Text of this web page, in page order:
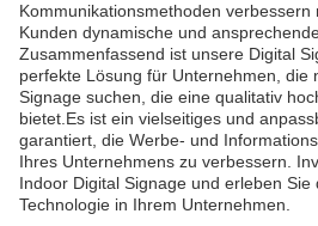
Kommunikationsmethoden
Kunden dynamische und
Zusammenfassend ist unsere Digital
perfekte Lösung für Unternehmen, die
Signage suchen, die eine qualitativ
bietet.Es ist ein vielseitiges und
garantiert, die Werbe- und
Ihres Unternehmens zu verbessern.
Indoor Digital Signage und erleben Sie
Technologie in Ihrem Unternehmen.